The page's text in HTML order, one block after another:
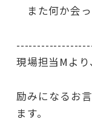
また何か会っ
現場担当Mより
励みになるお
ます。